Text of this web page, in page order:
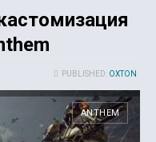
PUBLISHED: OXTON
ANTHEM